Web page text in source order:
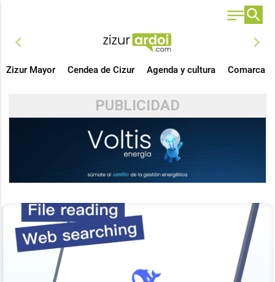
chevron_left chevron_right
Zizur Mayor Cendea de Cizur Agenda y cultura Comarca
PUBLICIDAD